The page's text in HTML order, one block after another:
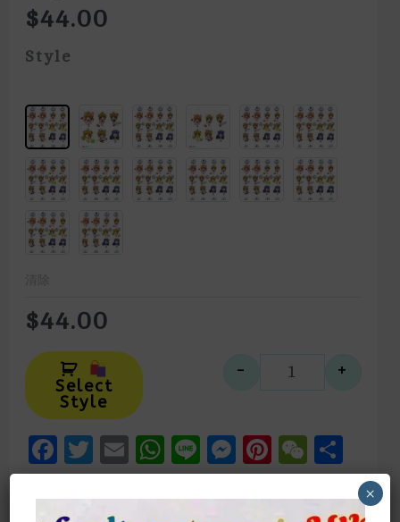
$44.00
Style
$44.00
2024 百變
- +
Select
Style
Facebook
Twitter
EmailWhatsApp
LineMessenger
×